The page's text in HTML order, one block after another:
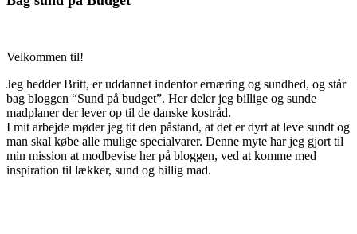
Velkommen til!
Jeg hedder Britt, er uddannet indenfor ernæring og sundhed, og står
bag bloggen “Sund på budget”. Her deler jeg billige og sunde
madplaner der lever op til de danske kostråd.
I mit arbejde møder jeg tit den påstand, at det er dyrt at leve sundt og
man skal købe alle mulige specialvarer. Denne myte har jeg gjort til
min mission at modbevise her på bloggen, ved at komme med
inspiration til lækker, sund og billig mad.